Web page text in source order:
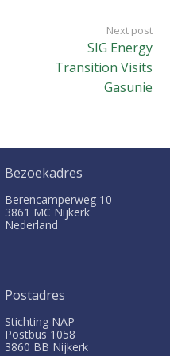
Next post
SIG Energy
Transition Visits
Gasunie
Bezoekadres
Berencamperweg 10
3861 MC Nijkerk
Nederland
Postadres
Stichting NAP
Postbus 1058
3860 BB Nijkerk